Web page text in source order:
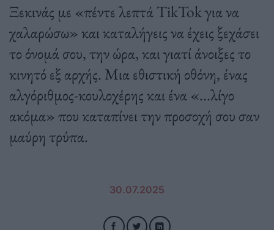
Ξεκινάς με «πέντε λεπτά TikTok για να
χαλαρώσω» και καταλήγεις να έχεις ξεχάσει
το όνομά σου, την ώρα, και γιατί άνοιξες το
κινητό εξ αρχής. Μια εθιστική οθόνη, ένας
αλγόριθμος-κουλοχέρης και ένα «...λίγο
ακόμα» που καταπίνει την προσοχή σου σαν
μαύρη τρύπα.
30.07.2025